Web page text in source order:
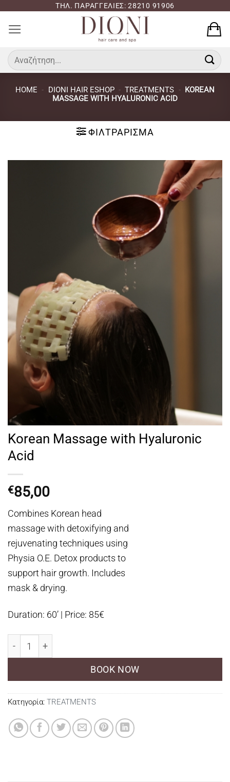
περιεχόμενο
ΤΗΛ. ΠΑΡΑΓΓΕΛΙΕΣ: 28210 91906
Αναζήτηση
για:
HOME - DIONI HAIR ESHOP - TREATMENTS - KOREAN
MASSAGE WITH HYALURONIC ACID
ΦΙΛΤΡΆΡΙΣΜΑ
Korean Massage with Hyaluronic
Acid
€85,00
Combines Korean head
massage with detoxifying and
rejuvenating techniques using
Physia O.E. Detox products to
support hair growth. Includes
mask & drying.
Duration: 60’ | Price: 85€
BOOK NOW
Κατηγορία: TREATMENTS